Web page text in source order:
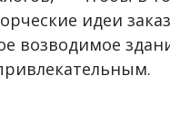
идеи
возводимое